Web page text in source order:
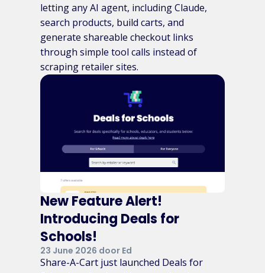
letting any AI agent, including Claude,
search products, build carts, and
generate shareable checkout links
through simple tool calls instead of
scraping retailer sites.
New Feature Alert!
Introducing Deals for
Schools!
23 June 2026 door Ed
Share-A-Cart just launched Deals for